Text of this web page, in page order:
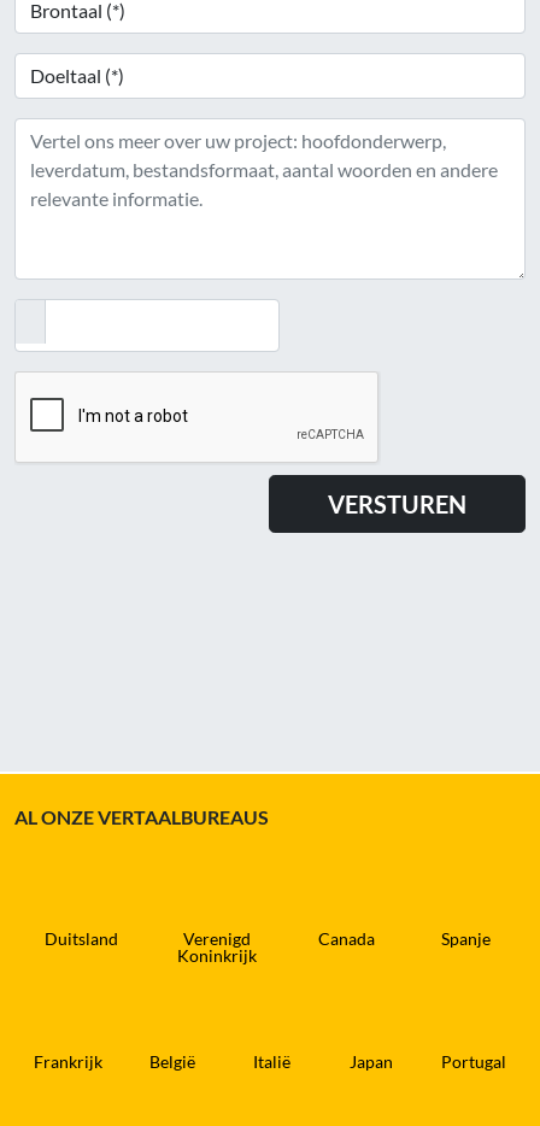
AL ONZE VERTAALBUREAUS
Duitsland
Verenigd
Koninkrijk
Canada Spanje
Frankrijk België Italië Japan Portugal